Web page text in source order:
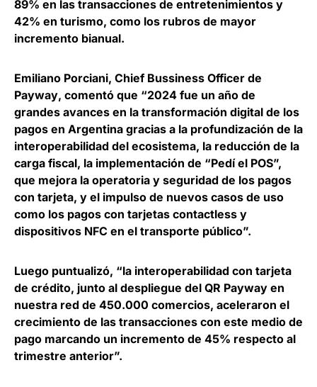
89% en las transacciones de entretenimientos y
42% en turismo, como los rubros de mayor
incremento bianual.
Emiliano Porciani, Chief Bussiness Officer de
Payway, comentó que “2024 fue un año de
grandes avances en la transformación digital de los
pagos en Argentina gracias a la profundización de la
interoperabilidad del ecosistema, la reducción de la
carga fiscal, la implementación de “Pedí el POS”,
que mejora la operatoria y seguridad de los pagos
con tarjeta, y el impulso de nuevos casos de uso
como los pagos con tarjetas contactless y
dispositivos NFC en el transporte público”.
Luego puntualizó, “la interoperabilidad con tarjeta
de crédito, junto al despliegue del QR Payway en
nuestra red de 450.000 comercios, aceleraron el
crecimiento de las transacciones con este medio de
pago marcando un incremento de 45% respecto al
trimestre anterior”.